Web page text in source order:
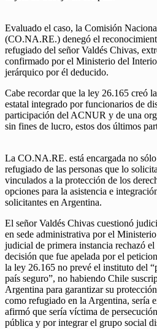
Evaluado el caso, la Comisión
(CO.NA.RE.) denegó el
refugiado del señor Valdés Chivas,
confirmado por el Ministerio del
jerárquico por él deducido.
Cabe recordar que la ley 26.165 creó
estatal integrado por funcionarios de
participación del ACNUR y de una
sin fines de lucro, estos dos últimos
La CO.NA.RE. está encargada no
refugiado de las personas que lo
vinculados a la protección de los
opciones para la asistencia e
solicitantes en Argentina.
El señor Valdés Chivas cuestionó
en sede administrativa por el
judicial de primera instancia rechazó
decisión que fue apelada por el
la ley 26.165 no prevé el instituto del
país seguro”, no habiendo Chile
Argentina para garantizar su
como refugiado en la Argentina, sería
afirmó que sería víctima de
pública y por integrar el grupo social